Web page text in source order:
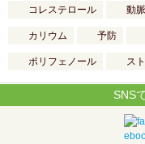
コレステロール 動
カリウム 予防
ポリフェノール ス
SNS